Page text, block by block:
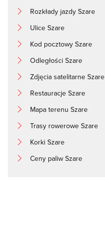
Rozkłady jazdy Szare
Ulice Szare
Kod pocztowy Szare
Odległości Szare
Zdjęcia satelitarne Szare
Restauracje Szare
Mapa terenu Szare
Trasy rowerowe Szare
Korki Szare
Ceny paliw Szare